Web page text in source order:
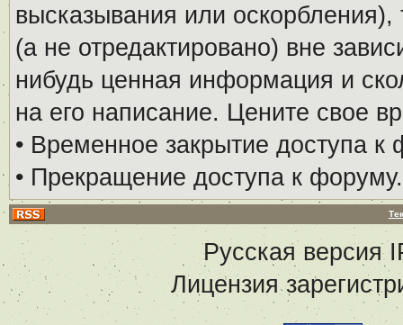
высказывания или
(а не отредактировано) вне
нибудь ценная информация и
на его написание. Цените свое
• Временное закрытие доступа к
• Прекращение доступа к форуму.
Русская версия
Лицензия